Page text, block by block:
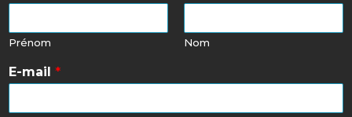
Prénom Nom
E-mail *